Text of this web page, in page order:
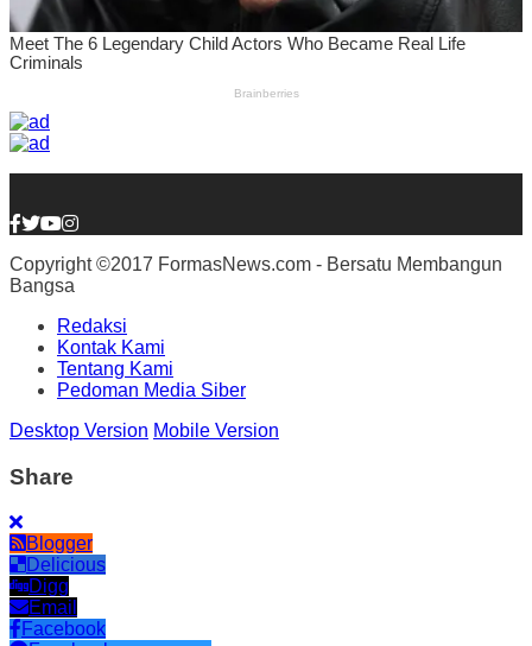
Copyright ©2017 FormasNews.com - Bersatu Membangun
Bangsa
Redaksi
Kontak Kami
Tentang Kami
Pedoman Media Siber
Desktop Version Mobile Version
Share
Blogger
Delicious
Digg
Email
Facebook